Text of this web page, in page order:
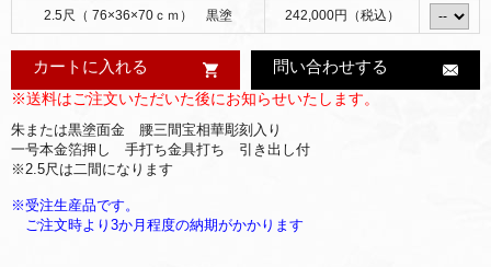
2.5尺（ 76×36×70ｃｍ） 黒塗 242,000円（税込）
カートに入れる 問い合わせする
※送料はご注文いただいた後にお知らせいたします。
朱または黒塗面金 腰三間宝相華彫刻入り
一号本金箔押し 手打ち金具打ち 引き出し付
※2.5尺は二間になります
※受注生産品です。
ご注文時より3か月程度の納期がかかります